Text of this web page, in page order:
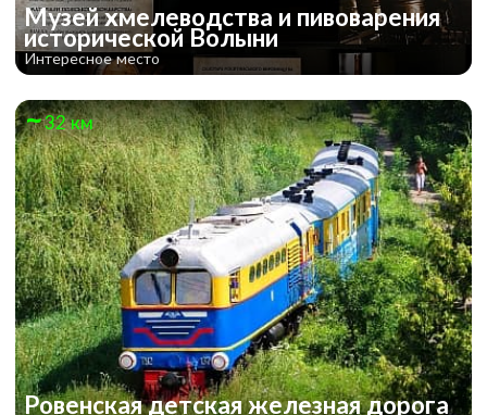
Музей хмелеводства и пивоварения
исторической Волыни
Интересное место
32 км
Ровенская детская железная дорога